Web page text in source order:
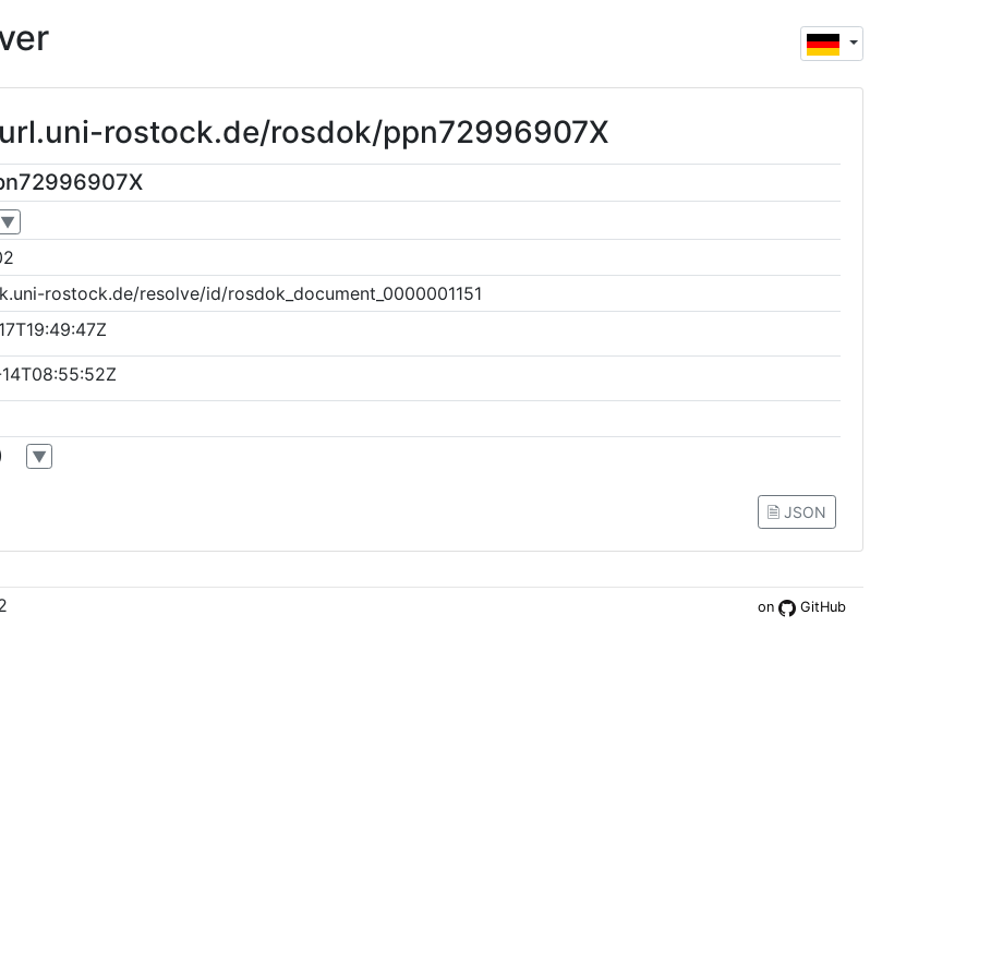
rostock.de/rosdok/ppn72996907X
▼
rostock.de/resolve/id/rosdok_document_0000001151
▼
🗎 JSON
on GitHub